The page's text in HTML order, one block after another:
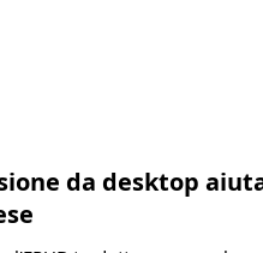
da desktop